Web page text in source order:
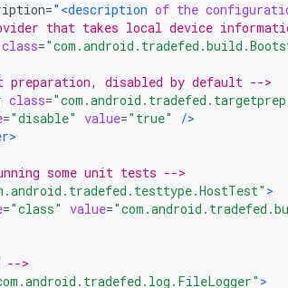
<description of the
that takes local device
class=
preparation, disabled by default -->
class=
="disable" value="true"
/>
some unit tests -->
>
="class" value=
-->
>